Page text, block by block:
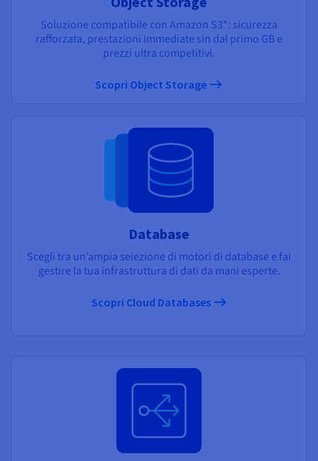
Soluzione compatibile con Amazon S3*: sicurezza
rafforzata, prestazioni immediate sin dal primo GB e
prezzi ultra competitivi.
Scopri Object Storage
Database
Scegli tra un’ampia selezione di motori di database e fai
gestire la tua infrastruttura di dati da mani esperte.
Scopri Cloud Databases